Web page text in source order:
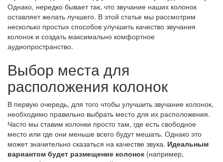
Однако, нередко бывает так, что звучание наших колонок
оставляет желать лучшего. В этой статье мы рассмотрим
несколько простых способов улучшить качество звучания
колонок и создать максимально комфортное
аудиопространство.
Выбор места для
расположения колонок
В первую очередь, для того чтобы улучшить звучание колонок,
необходимо правильно выбрать место для их расположения.
Часто мы ставим колонки просто там, где есть свободное
место или где они меньше всего будут мешать. Однако это
может значительно сказаться на качестве звука. Идеальным
вариантом будет размещение колонок (например,